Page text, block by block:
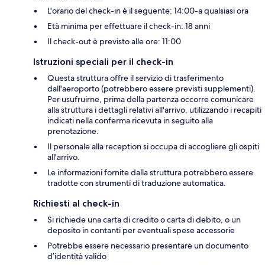
L'orario del check-in è il seguente: 14:00-a qualsiasi ora
Età minima per effettuare il check-in: 18 anni
Il check-out è previsto alle ore: 11:00
Istruzioni speciali per il check-in
Questa struttura offre il servizio di trasferimento
dall'aeroporto (potrebbero essere previsti supplementi).
Per usufruirne, prima della partenza occorre comunicare
alla struttura i dettagli relativi all'arrivo, utilizzando i recapiti
indicati nella conferma ricevuta in seguito alla
prenotazione.
Il personale alla reception si occupa di accogliere gli ospiti
all'arrivo.
Le informazioni fornite dalla struttura potrebbero essere
tradotte con strumenti di traduzione automatica.
Richiesti al check-in
Si richiede una carta di credito o carta di debito, o un
deposito in contanti per eventuali spese accessorie
Potrebbe essere necessario presentare un documento
d’identità valido